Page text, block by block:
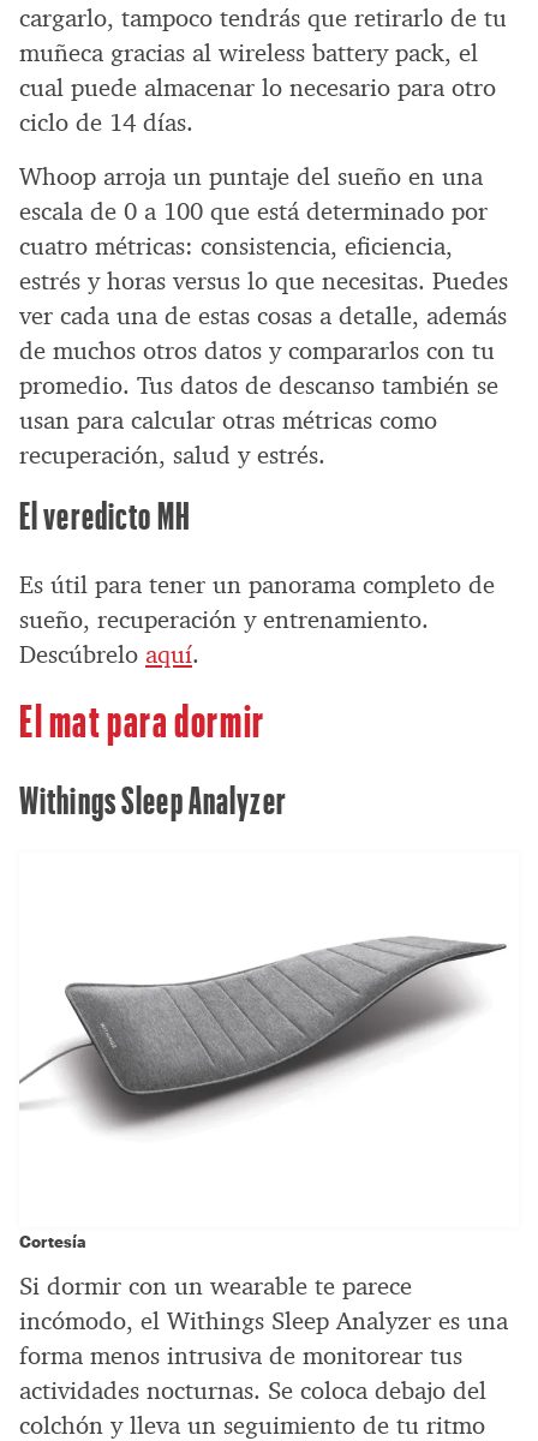
cargarlo, tampoco tendrás que retirarlo de tu
muñeca gracias al wireless battery pack, el
cual puede almacenar lo necesario para otro
ciclo de 14 días.
Whoop arroja un puntaje del sueño en una
escala de 0 a 100 que está determinado por
cuatro métricas: consistencia, eficiencia,
estrés y horas versus lo que necesitas. Puedes
ver cada una de estas cosas a detalle, además
de muchos otros datos y compararlos con tu
promedio. Tus datos de descanso también se
usan para calcular otras métricas como
recuperación, salud y estrés.
El veredicto MH
Es útil para tener un panorama completo de
sueño, recuperación y entrenamiento.
Descúbrelo aquí.
El mat para dormir
Withings Sleep Analyzer
Cortesía
Si dormir con un wearable te parece
incómodo, el Withings Sleep Analyzer es una
forma menos intrusiva de monitorear tus
actividades nocturnas. Se coloca debajo del
colchón y lleva un seguimiento de tu ritmo